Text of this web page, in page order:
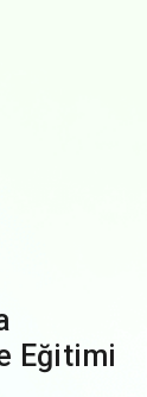
Eğitimi